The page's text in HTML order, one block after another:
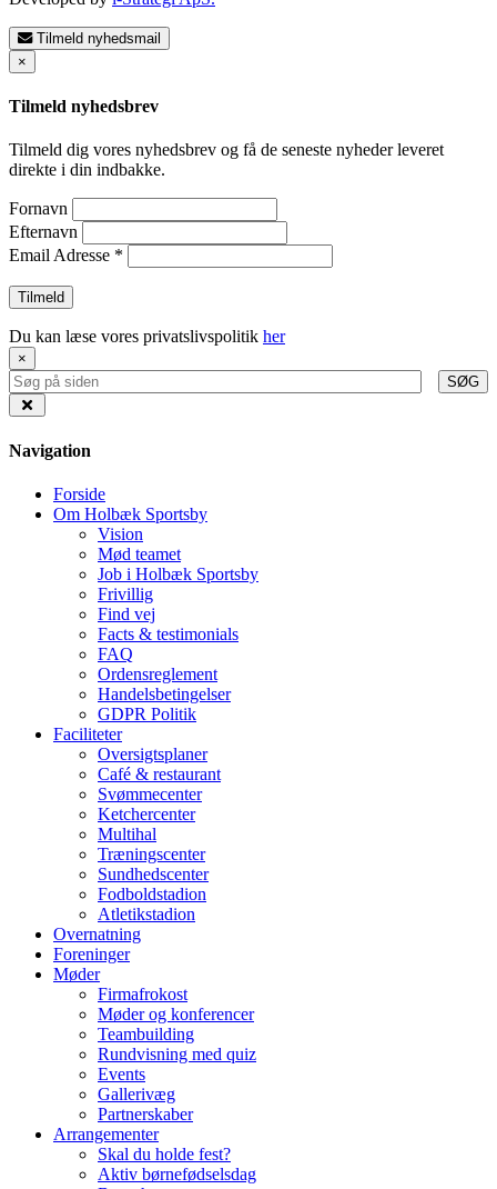
Tilmeld nyhedsmail
×
Tilmeld nyhedsbrev
Tilmeld dig vores nyhedsbrev og få de seneste nyheder leveret
direkte i din indbakke.
Fornavn
Efternavn
Email Adresse *
Du kan læse vores privatslivspolitik her
×
SØG
Navigation
Forside
Om Holbæk Sportsby
Vision
Mød teamet
Job i Holbæk Sportsby
Frivillig
Find vej
Facts & testimonials
FAQ
Ordensreglement
Handelsbetingelser
GDPR Politik
Faciliteter
Oversigtsplaner
Café & restaurant
Svømmecenter
Ketchercenter
Multihal
Træningscenter
Sundhedscenter
Fodboldstadion
Atletikstadion
Overnatning
Foreninger
Møder
Firmafrokost
Møder og konferencer
Teambuilding
Rundvisning med quiz
Events
Gallerivæg
Partnerskaber
Arrangementer
Skal du holde fest?
Aktiv børnefødselsdag